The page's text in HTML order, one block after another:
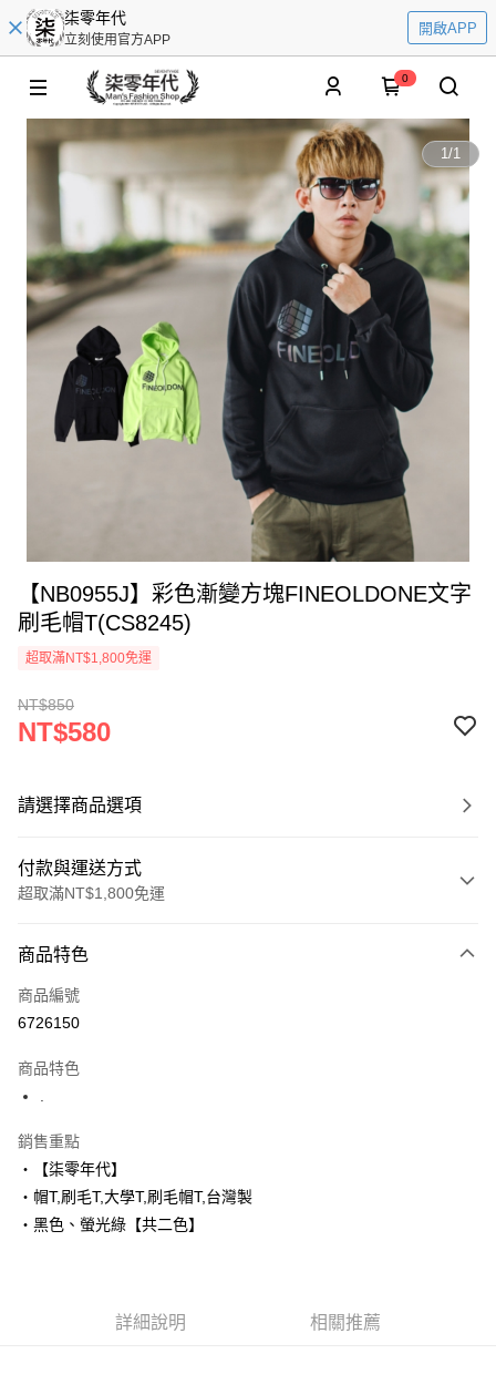
柒零年代
立刻使用官方APP
開啟APP
0
1/1
【NB0955J】彩色漸變方塊FINEOLDONE文字
刷毛帽T(CS8245)
超取滿NT$1,800免運
NT$850
NT$580
請選擇商品選項
付款與運送方式
超取滿NT$1,800免運
信用卡一次付款
超商取貨付款
街口支付
悠遊付
Google Pay
AFTEE先享後付是「在收到商品之後才付款」的支付方式。 讓您購物簡單
商品特色
商品編號
6726150
商品特色
銷售重點
‧【柒零年代】
‧帽T,刷毛T,大學T,刷毛帽T,台灣製
‧黑色、螢光綠【共二色】
詳細說明 相關推薦